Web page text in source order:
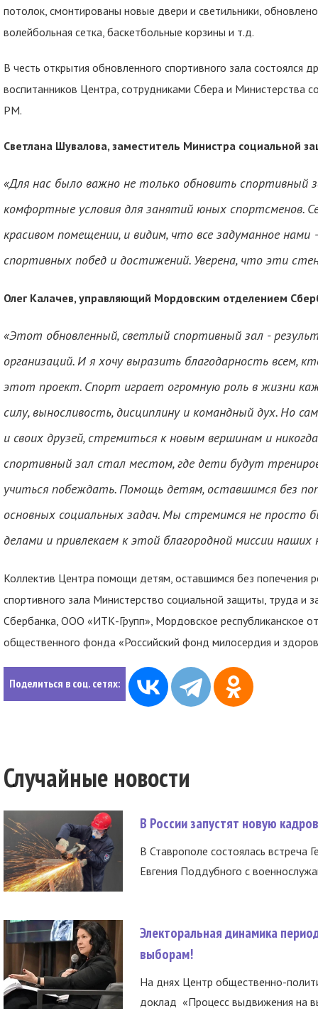
потолок, смонтированы новые двери и светильники,
волейбольная сетка, баскетбольные корзины и т.д.
В честь открытия обновленного спортивного зала
воспитанников Центра, сотрудниками Сбера и Министерства
РМ.
Светлана Шувалова, заместитель Министра социальной
«Для нас было важно не только обновить спортивный
комфортные условия для занятий юных спортсменов.
красивом помещении, и видим, что все задуманное
спортивных побед и достижений. Уверена, что эти
Олег Калачев, управляющий Мордовским отделением
«Этот обновленный, светлый спортивный зал -
организаций. И я хочу выразить благодарность всем,
этот проект. Спорт играет огромную роль в жизни
силу, выносливость, дисциплину и командный дух. Но
и своих друзей, стремиться к новым вершинам и
спортивный зал стал местом, где дети будут
учиться побеждать. Помощь детям, оставшимся без
основных социальных задач. Мы стремимся не просто
делами и привлекаем к этой благородной миссии
Коллектив Центра помощи детям, оставшимся без попечения
спортивного зала Министерство социальной защиты, труда и
Сбербанка, ООО «ИТК-Групп», Мордовское республиканское
общественного фонда «Российский фонд милосердия и
Поделиться в соц. сетях:
Случайные новости
В России запустят новую
В Ставрополе состоялась встреча
Евгения Поддубного с
Электоральная динамика
выборам!
На днях Центр общественно-
доклад «Процесс выдвижения на